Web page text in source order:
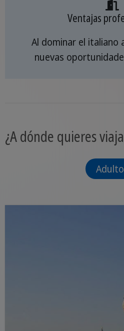
Ventajas
Al dominar el italiano
nuevas
¿A dónde quieres